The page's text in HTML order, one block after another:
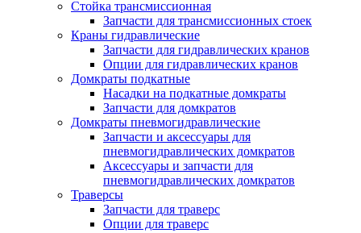
Стойка трансмиссионная
Запчасти для трансмиссионных стоек
Краны гидравлические
Запчасти для гидравлических кранов
Опции для гидравлических кранов
Домкраты подкатные
Насадки на подкатные домкраты
Запчасти для домкратов
Домкраты пневмогидравлические
Запчасти и аксессуары для
пневмогидравлических домкратов
Аксессуары и запчасти для
пневмогидравлических домкратов
Траверсы
Запчасти для траверс
Опции для траверс